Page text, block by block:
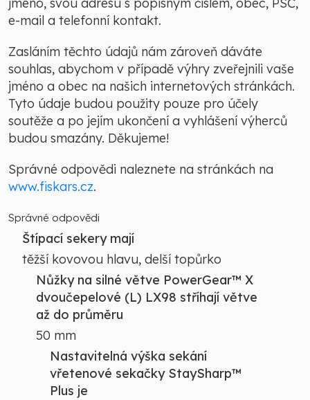
jméno, svou adresu s popisným číslem, obec, PSČ,
e-mail a telefonní kontakt.
Zasláním těchto údajů nám zároveň dáváte
souhlas, abychom v případě výhry zveřejnili vaše
jméno a obec na našich internetových stránkách.
Tyto údaje budou použity pouze pro účely
soutěže a po jejím ukončení a vyhlášení výherců
budou smazány. Děkujeme!
Správné odpovědi naleznete na stránkách na
www.fiskars.cz.
Správné odpovědi
Štípací sekery mají
těžší kovovou hlavu, delší topůrko
Nůžky na silné větve PowerGear™ X
dvoučepelové (L) LX98 stříhají větve
až do průměru
50 mm
Nastavitelná výška sekání
vřetenové sekačky StaySharp™
Plus je